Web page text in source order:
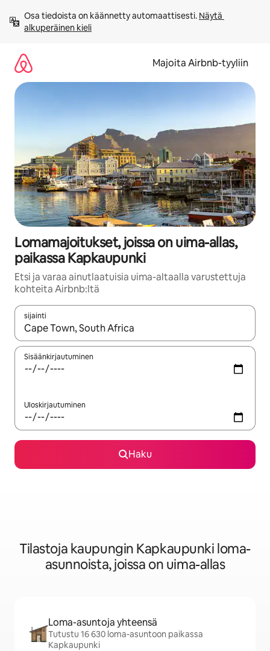
sisältö
väliin
Osa tiedoista on käännetty automaattisesti. Näytä
alkuperäinen kieli
Majoita Airbnb-tyyliin
Lomamajoitukset, joissa on uima-allas,
paikassa Kapkaupunki
Etsi ja varaa ainutlaatuisia uima-altaalla varustettuja
kohteita Airbnb:ltä
sijainti
Kun tulokset ovat saatavilla, navigoi ylös- ja alas-
Sisäänkirjautuminen
Uloskirjautuminen
Haku
Tilastoja kaupungin Kapkaupunki loma-
asunnoista, joissa on uima-allas
Loma-asuntoja yhteensä
Tutustu 16 630 loma-asuntoon paikassa
Kapkaupunki